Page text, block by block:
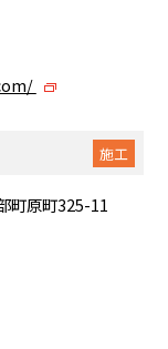
施工
町原町325-11